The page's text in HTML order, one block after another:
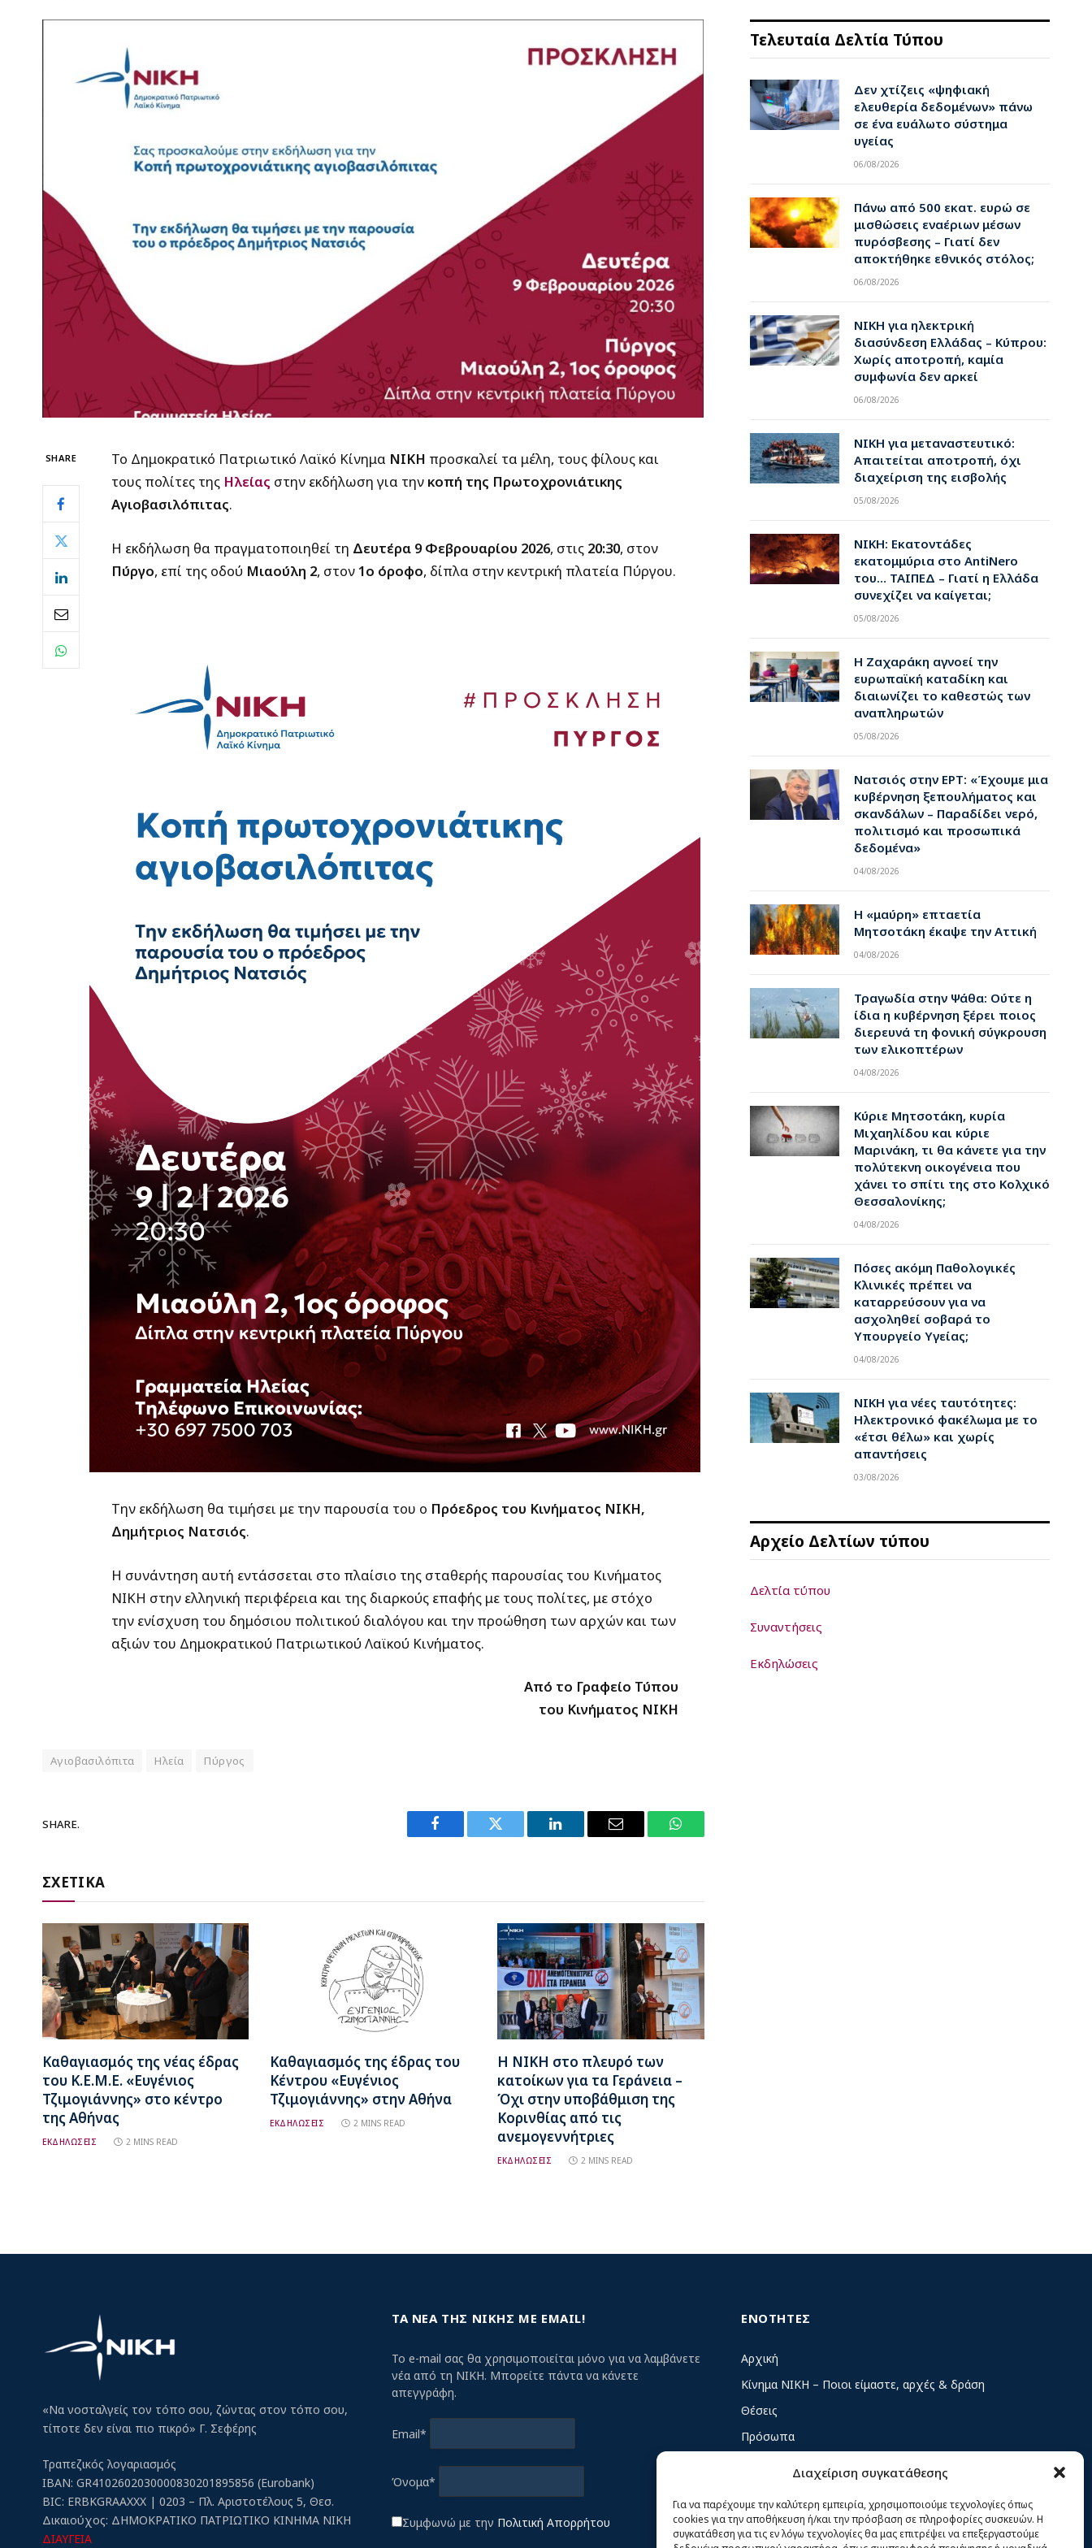
Διαχείριση συγκατάθεσης
Για να παρέχουμε την καλύτερη εμπειρία, χρησιμοποιούμε τεχνολογίες όπως
cookies για την αποθήκευση ή/και την πρόσβαση σε πληροφορίες συσκευών. Η
συγκατάθεση για τις εν λόγω τεχνολογίες θα μας επιτρέψει να επεξεργαστούμε
SHARE Το Δημοκρατικό Πατριωτικό Λαϊκό Κίνημα ΝΙΚΗ προσκαλεί τα μέλη, τους φίλους και
τους πολίτες της Ηλείας στην εκδήλωση για την κοπή της Πρωτοχρονιάτικης
Αγιοβασιλόπιτας.
Η εκδήλωση θα πραγματοποιηθεί τη Δευτέρα 9 Φεβρουαρίου 2026, στις 20:30, στον
Πύργο, επί της οδού Μιαούλη 2, στον 1ο όροφο, δίπλα στην κεντρική πλατεία Πύργου.
Την εκδήλωση θα τιμήσει με την παρουσία του ο Πρόεδρος του Κινήματος ΝΙΚΗ,
Δημήτριος Νατσιός.
Η συνάντηση αυτή εντάσσεται στο πλαίσιο της σταθερής παρουσίας του Κινήματος
ΝΙΚΗ στην ελληνική περιφέρεια και της διαρκούς επαφής με τους πολίτες, με στόχο
την ενίσχυση του δημόσιου πολιτικού διαλόγου και την προώθηση των αρχών και των
αξιών του Δημοκρατικού Πατριωτικού Λαϊκού Κινήματος.
Από το Γραφείο Τύπου
του Κινήματος ΝΙΚΗ
Αγιοβασιλόπιτα Ηλεία Πύργος
SHARE.
Facebook Twitter LinkedIn Email WhatsApp
ΣΧΕΤΙΚΑ
Καθαγιασμός της νέας έδρας
του Κ.Ε.Μ.Ε. «Ευγένιος
Τζιμογιάννης» στο κέντρο
της Αθήνας
ΕΚΔΗΛΩΣΕΙΣ 2 MINS READ
Καθαγιασμός της έδρας του
Κέντρου «Ευγένιος
Τζιμογιάννης» στην Αθήνα
ΕΚΔΗΛΩΣΕΙΣ 2 MINS READ
Η ΝΙΚΗ στο πλευρό των
κατοίκων για τα Γεράνεια –
Όχι στην υποβάθμιση της
Κορινθίας από τις
ανεμογεννήτριες
ΕΚΔΗΛΩΣΕΙΣ 2 MINS READ
Τελευταία Δελτία Τύπου
Δεν χτίζεις «ψηφιακή
ελευθερία δεδομένων» πάνω
σε ένα ευάλωτο σύστημα
υγείας
06/08/2026
Πάνω από 500 εκατ. ευρώ σε
μισθώσεις εναέριων μέσων
πυρόσβεσης – Γιατί δεν
αποκτήθηκε εθνικός στόλος;
06/08/2026
ΝΙΚΗ για ηλεκτρική
διασύνδεση Ελλάδας – Κύπρου:
Χωρίς αποτροπή, καμία
συμφωνία δεν αρκεί
06/08/2026
ΝΙΚΗ για μεταναστευτικό:
Απαιτείται αποτροπή, όχι
διαχείριση της εισβολής
05/08/2026
ΝΙΚΗ: Εκατοντάδες
εκατομμύρια στο AntiNero
του… ΤΑΙΠΕΔ – Γιατί η Ελλάδα
συνεχίζει να καίγεται;
05/08/2026
Η Ζαχαράκη αγνοεί την
ευρωπαϊκή καταδίκη και
διαιωνίζει το καθεστώς των
αναπληρωτών
05/08/2026
Νατσιός στην ΕΡΤ: «Έχουμε μια
κυβέρνηση ξεπουλήματος και
σκανδάλων – Παραδίδει νερό,
πολιτισμό και προσωπικά
δεδομένα»
04/08/2026
Η «μαύρη» επταετία
Μητσοτάκη έκαψε την Αττική
04/08/2026
Τραγωδία στην Ψάθα: Ούτε η
ίδια η κυβέρνηση ξέρει ποιος
διερευνά τη φονική σύγκρουση
των ελικοπτέρων
04/08/2026
Κύριε Μητσοτάκη, κυρία
Μιχαηλίδου και κύριε
Μαρινάκη, τι θα κάνετε για την
πολύτεκνη οικογένεια που
χάνει το σπίτι της στο Κολχικό
Θεσσαλονίκης;
04/08/2026
Πόσες ακόμη Παθολογικές
Κλινικές πρέπει να
καταρρεύσουν για να
ασχοληθεί σοβαρά το
Υπουργείο Υγείας;
04/08/2026
ΝΙΚΗ για νέες ταυτότητες:
Ηλεκτρονικό φακέλωμα με το
«έτσι θέλω» και χωρίς
απαντήσεις
03/08/2026
Αρχείο Δελτίων τύπου
Δελτία τύπου
Συναντήσεις
Εκδηλώσεις
«Να νοσταλγείς τον τόπο σου, ζώντας στον τόπο σου,
τίποτε δεν είναι πιο πικρό» Γ. Σεφέρης
Τραπεζικός λογαριασμός
IBAN: GR4102602030000830201895856 (Eurobank)
BIC: ERBKGRAAXXX | 0203 – Πλ. Αριστοτέλους 5, Θεσ.
Δικαιούχος: ΔΗΜΟΚΡΑΤΙΚΟ ΠΑΤΡΙΩΤΙΚΟ ΚΙΝΗΜΑ ΝΙΚΗ
ΔΙΑΥΓΕΙΑ
ΤΑ ΝΕΑ ΤΗΣ ΝΙΚΗΣ ΜΕ EMAIL!
Το e-mail σας θα χρησιμοποιείται μόνο για να λαμβάνετε
νέα από τη ΝΙΚΗ. Μπορείτε πάντα να κάνετε
απεγγράφη.
Email*
Όνομα*
Συμφωνώ με την Πολιτική Απορρήτου
ΕΝΟΤΗΤΕΣ
Αρχική
Κίνημα ΝΙΚΗ – Ποιοι είμαστε, αρχές & δράση
Θέσεις
Πρόσωπα
Δελτία Τύπου
Άρθρα